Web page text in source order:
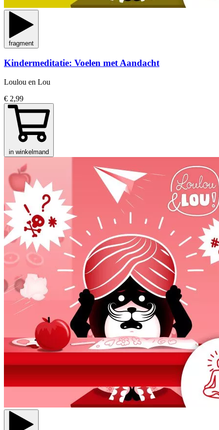
fragment
Kindermeditatie: Voelen met Aandacht
Loulou en Lou
€ 2,99
in winkelmand